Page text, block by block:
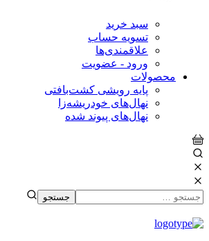
سبد خرید
تسویه حساب
علاقمندی‌ها
ورود - عضویت
محصولات
پایه رویشی کشت‌بافتی
نهال‌های خودریشه‌زا
نهال‌های پیوند شده